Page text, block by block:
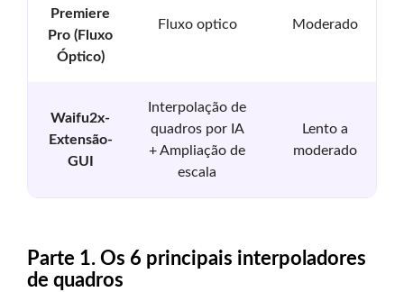
Premiere
Pro (Fluxo
Óptico)
Fluxo optico Moderado
Waifu2x-
Extensão-
GUI
Interpolação de
quadros por IA
+ Ampliação de
escala
Lento a
moderado
Parte 1. Os 6 principais interpoladores
de quadros